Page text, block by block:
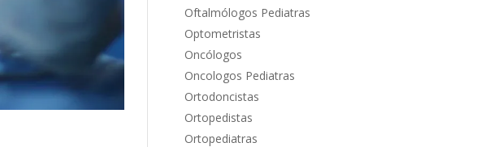
Oftalmólogos Pediatras
Optometristas
Oncólogos
Oncologos Pediatras
Ortodoncistas
Ortopedistas
Ortopediatras